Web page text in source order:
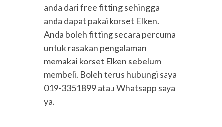
anda dari free fitting sehingga
anda dapat pakai korset Elken.
Anda boleh fitting secara percuma
untuk rasakan pengalaman
memakai korset Elken sebelum
membeli. Boleh terus hubungi saya
019-3351899 atau Whatsapp saya
ya.